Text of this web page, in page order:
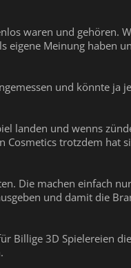
waren und gehören.
eigene Meinung haben
und könnte ja
landen und wenns
Cosmetics trotzdem hat
Die machen einfach
und damit die
Billige 3D Spielereien die